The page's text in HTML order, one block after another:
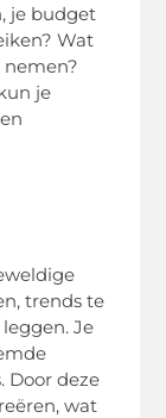
je budget
Wat
je
trends te
Je
Door deze
wat